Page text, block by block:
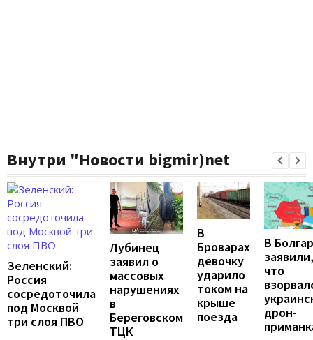
Внутри "Новости bigmir)net
Зеленский:
Россия
сосредоточила
под Москвой
три слоя ПВО
Лубинец
заявил о
массовых
нарушениях
в
Береговском
ТЦК
В
Броварах
девочку
ударило
током на
крыше
поезда
В
заявили,
что
дрон-